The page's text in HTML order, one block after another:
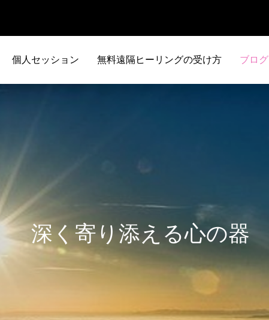
個人セッション 無料遠隔ヒーリングの受け方 ブログ
深く寄り添える心の器